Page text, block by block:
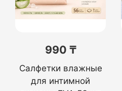
990 ₸
Салфетки влажные
для интимной